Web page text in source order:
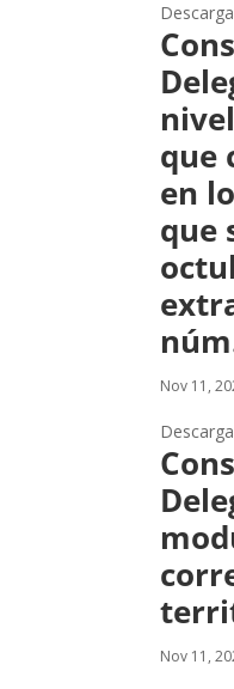
que
en
que
Nov 11,
Nov 11,